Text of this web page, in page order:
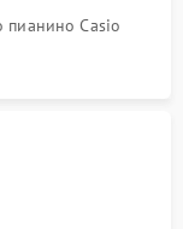
пианино Casio